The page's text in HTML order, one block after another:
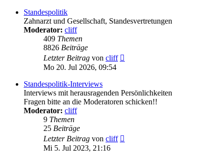
Standespolitik
Zahnarzt und Gesellschaft, Standesvertretungen
Moderator: cliff
409 Themen
8826 Beiträge
Letzter Beitrag von cliff
Mo 20. Jul 2026, 09:54
Standespolitik-Interviews
Interviews mit herausragenden Persönlichkeiten
Fragen bitte an die Moderatoren schicken!!
Moderator: cliff
9 Themen
25 Beiträge
Letzter Beitrag von cliff
Mi 5. Jul 2023, 21:16